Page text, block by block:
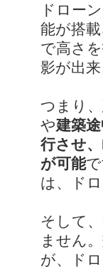
ドロー
能が搭
で高さ
影が出来
つまり
や建築
行させ
が可能
は、ド
そして
ません
が、ド